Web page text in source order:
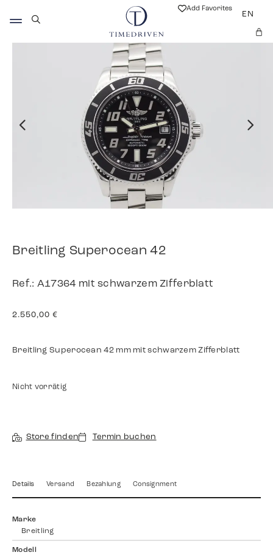
Add Favorites
EN
Breitling Superocean 42
Ref.: A17364 mit schwarzem Zifferblatt
2.550,00 €
Breitling Superocean 42 mm mit schwarzem Zifferblatt
Nicht vorrätig
Store finden Termin buchen
Details Versand Bezahlung Consignment
Marke
Breitling
Modell